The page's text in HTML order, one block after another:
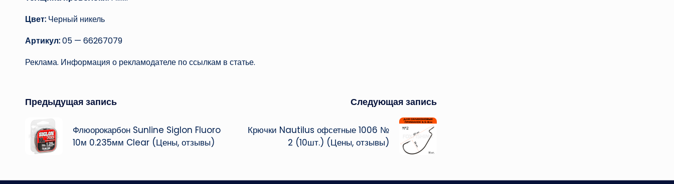
Цвет: Черный никель
Артикул:05 — 66267079
Реклама. Информация о рекламодателе по ссылкам в статье.
Навигация
записи
Предыдущая запись
Флюорокарбон Sunline Siglon Fluoro
10м 0.235мм Clear (Цены, отзывы)
Следующая запись
Крючки Nautilus офсетные 1006 №
2 (10шт.) (Цены, отзывы)